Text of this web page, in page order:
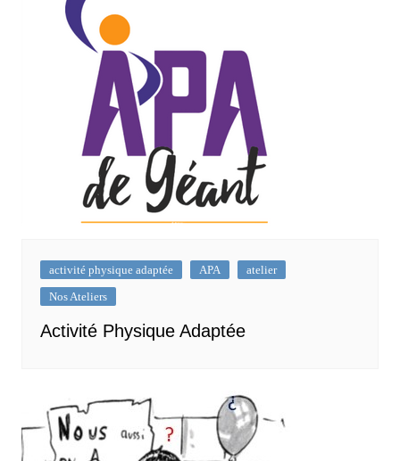
activité physique adaptée APA
atelier
Nos Ateliers
Activité Physique Adaptée